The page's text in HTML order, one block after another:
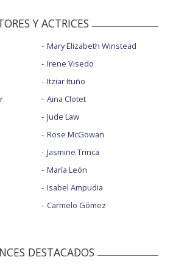
Y ACTRICES
Mary Elizabeth Winstead
Irene Visedo
Itziar Ituño
Aina Clotet
Jude Law
Rose McGowan
Jasmine Trinca
María León
Isabel Ampudia
Carmelo Gómez
DESTACADOS